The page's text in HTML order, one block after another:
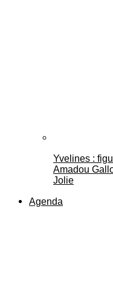
Yvelines :
Amadou
Jolie
Agenda